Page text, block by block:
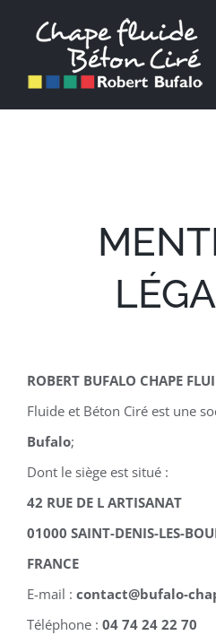
contenu
ROBERT BUFALO CHAPE
Fluide et Béton Ciré est une
Bufalo;
Dont le siège est situé :
42 RUE DE L ARTISANAT
01000 SAINT-DENIS-LES-
FRANCE
E-mail : contact@bufalo-
Téléphone : 04 74 24 22 70